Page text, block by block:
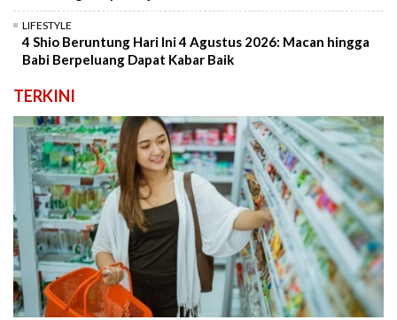
LIFESTYLE
4 Shio Beruntung Hari Ini 4 Agustus 2026: Macan hingga
Babi Berpeluang Dapat Kabar Baik
TERKINI